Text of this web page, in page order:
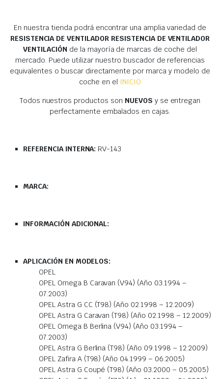
En nuestra tienda podrá encontrar una amplia variedad de
RESISTENCIA DE VENTILADOR RESISTENCIA DE VENTILADOR
VENTILACIÓN de la mayoría de marcas de coche del
mercado. Puede utilizar nuestro buscador de referencias
equivalentes o buscar directamente por marca y modelo de
coche en el INICIO
Todos nuestros productos son NUEVOS y se entregan
perfectamente embalados en cajas.
REFERENCIA INTERNA: RV-143
MARCA:
INFORMACIÓN ADICIONAL:
APLICACIÓN EN MODELOS:
OPEL
OPEL Omega B Caravan (V94) (Año 03.1994 –
07.2003)
OPEL Astra G CC (T98) (Año 02.1998 – 12.2009)
OPEL Astra G Caravan (T98) (Año 02.1998 – 12.2009)
OPEL Omega B Berlina (V94) (Año 03.1994 –
07.2003)
OPEL Astra G Berlina (T98) (Año 09.1998 – 12.2009)
OPEL Zafira A (T98) (Año 04.1999 – 06.2005)
OPEL Astra G Coupé (T98) (Año 03.2000 – 05.2005)